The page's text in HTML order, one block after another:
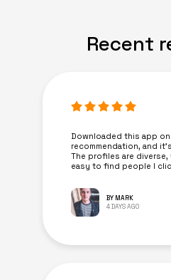
Recent
Downloaded this app
recommendation, and
The profiles are diverse,
easy to find people I
BY MARK
4 DAYS AGO